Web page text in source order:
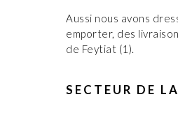
Aussi nous avons
emporter, des
de Feytiat (1).
SECTEUR DE